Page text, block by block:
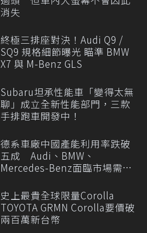
消失
終極三排座對決！Audi Q9 /
SQ9 規格細節曝光 瞄準 BMW
X7 與 M-Benz GLS
Subaru坦承性能車「變得太無
聊」成立全新性能部門，三款
手排跑車開發中！
德系車廠中國產能利用率跌破
五成 Audi、BMW、
Mercedes-Benz面臨市場需求
史上最貴全球限量Corolla
TOYOTA GRMN Corolla要價破
兩百萬新台幣